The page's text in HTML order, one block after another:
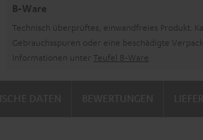
B-Ware
Technisch überprüftes, einwandfreies Produkt.
Gebrauchsspuren oder eine beschädigte
Informationen unter Teufel B-Ware